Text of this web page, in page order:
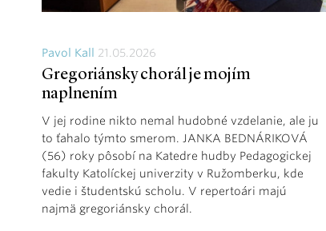
Pavol Kall 21.05.2026
Gregoriánsky chorál je mojím
naplnením
V jej rodine nikto nemal hudobné vzdelanie, ale ju
to ťahalo týmto smerom. JANKA BEDNÁRIKOVÁ
(56) roky pôsobí na Katedre hudby Pedagogickej
fakulty Katolíckej univerzity v Ružomberku, kde
vedie i študentskú scholu. V repertoári majú
najmä gregoriánsky chorál.